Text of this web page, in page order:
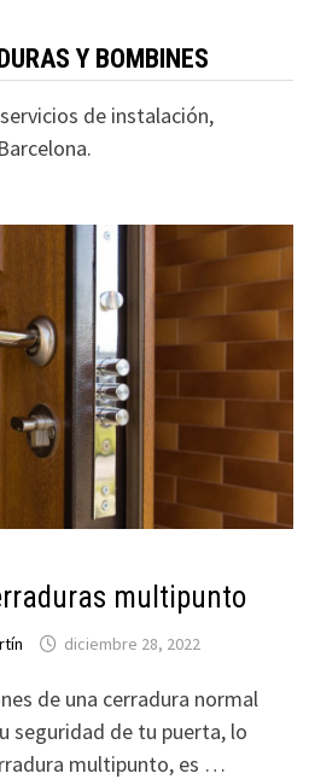
Y BOMBINES
de instalación,
multipunto
diciembre 28, 2022
de una cerradura normal
seguridad de tu puerta, lo
multipunto, es …